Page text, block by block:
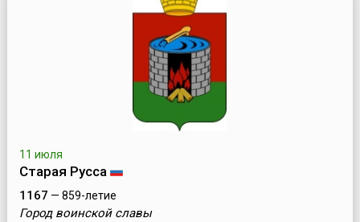
11 июля
Старая Русса
1167 — 859-летие
Город воинской славы